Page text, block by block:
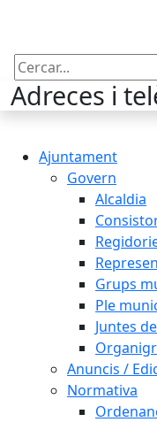
Cercar:
Adreces i
Ajuntament
Govern
Alcaldia
Grups
Ple
Juntes
Anuncis /
Normativa